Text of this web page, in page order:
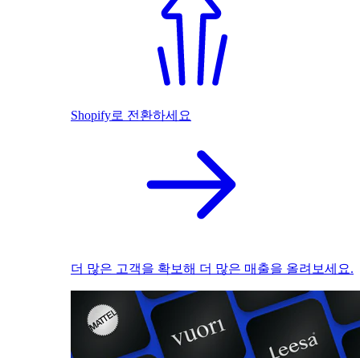
Shopify로 전환하세요
더 많은 고객을 확보해 더 많은 매출을 올려보세요.